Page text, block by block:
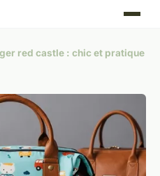
red castle : chic et pratique